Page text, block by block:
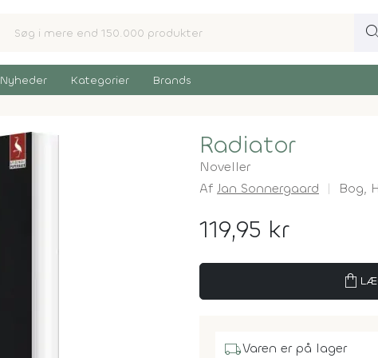
Nyheder Kategorier Brands
Radiator
Noveller
Af Jan Sonnergaard Bog,
119,95 kr
shopping_bag
local_shippingVaren er på lager